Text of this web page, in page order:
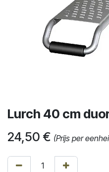
Lurch 40 cm
24,50 € (Prijs per